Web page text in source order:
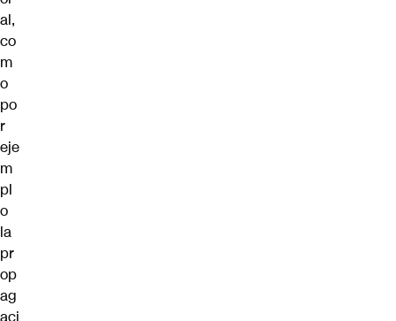
al,
co
m
o
po
r
eje
m
pl
o
la
pr
op
ag
aci